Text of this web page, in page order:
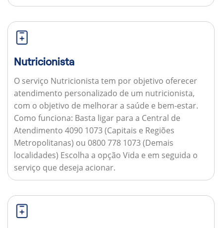
Nutricionista
O serviço Nutricionista tem por objetivo oferecer
atendimento personalizado de um nutricionista,
com o objetivo de melhorar a saúde e bem-estar.
Como funciona: Basta ligar para a Central de
Atendimento 4090 1073 (Capitais e Regiões
Metropolitanas) ou 0800 778 1073 (Demais
localidades) Escolha a opção Vida e em seguida o
serviço que deseja acionar.